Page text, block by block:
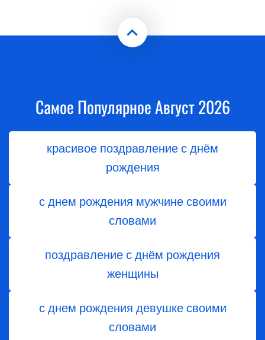
Самое Популярное Август 2026
красивое поздравление с днём
рождения
с днем рождения мужчине своими
словами
поздравление с днём рождения
женщины
с днем рождения девушке своими
словами